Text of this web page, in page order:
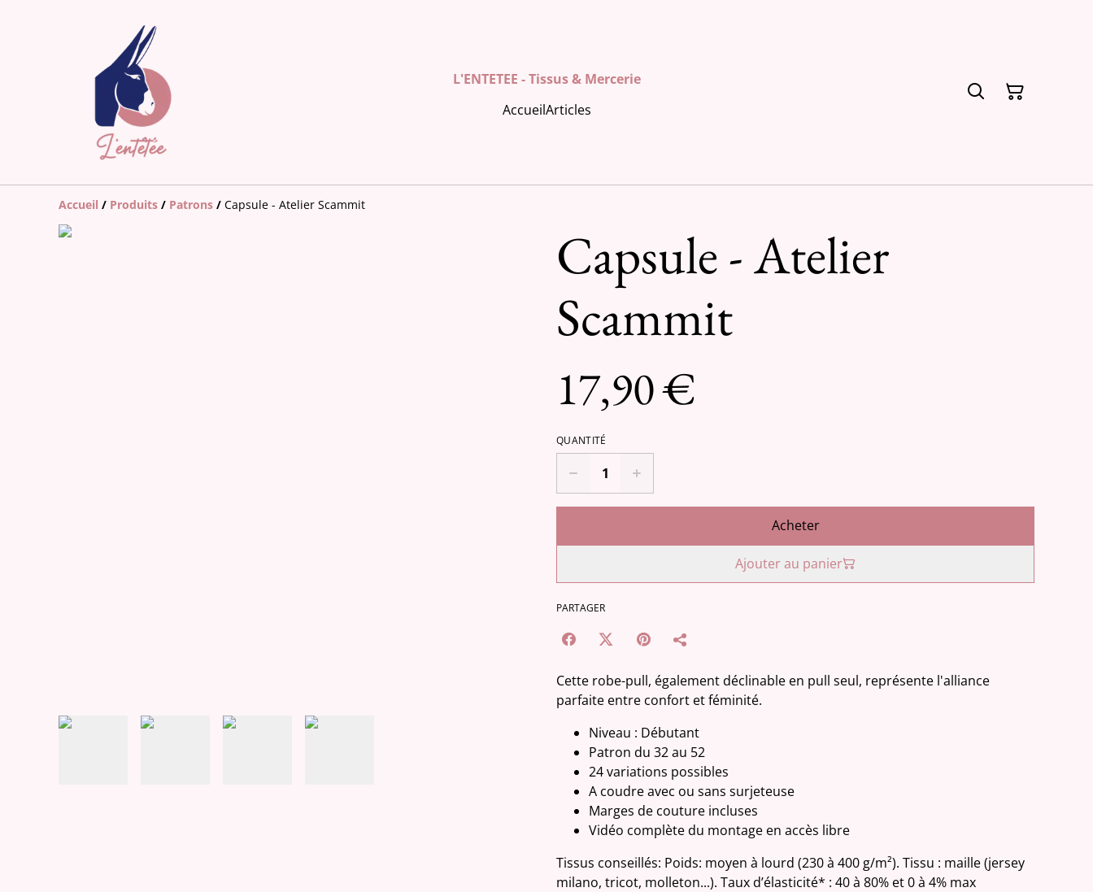
L'ENTETEE - Tissus & Mercerie
AccueilArticles
Accueil / Produits / Patrons / Capsule - Atelier Scammit
Capsule - Atelier
Scammit
17,90 €
QUANTITÉ
Acheter
Ajouter au panier
PARTAGER
Cette robe-pull, également déclinable en pull seul, représente l'alliance
parfaite entre confort et féminité.
Niveau : Débutant
Patron du 32 au 52
24 variations possibles
A coudre avec ou sans surjeteuse
Marges de couture incluses
Vidéo complète du montage en accès libre
Tissus conseillés: Poids: moyen à lourd (230 à 400 g/m²). Tissu : maille (jersey
milano, tricot, molleton...). Taux d’élasticité* : 40 à 80% et 0 à 4% max